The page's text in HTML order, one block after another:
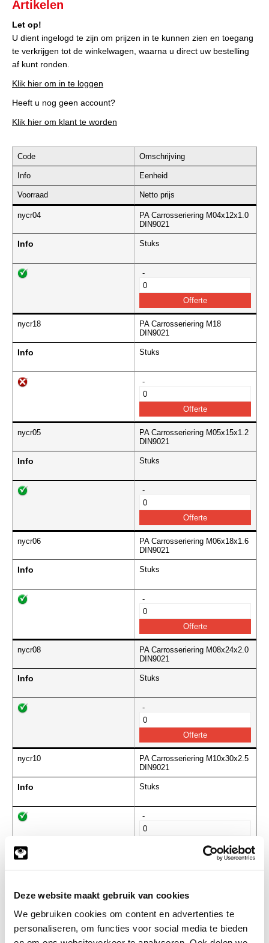
Deze website maakt gebruik van cookies
We gebruiken cookies om content en advertenties te
personaliseren, om functies voor social media te bieden
Artikelen
Let op!
U dient ingelogd te zijn om prijzen in te kunnen zien en toegang
te verkrijgen tot de winkelwagen, waarna u direct uw bestelling
af kunt ronden.
Klik hier om in te loggen
Heeft u nog geen account?
Klik hier om klant te worden
Code Omschrijving
Info Eenheid
Voorraad Netto prijs
nycr04
PA Carrosseriering M04x12x1.0
DIN9021
Info Stuks
-
nycr18
PA Carrosseriering M18
DIN9021
Info Stuks
-
nycr05
PA Carrosseriering M05x15x1.2
DIN9021
Info Stuks
-
nycr06
PA Carrosseriering M06x18x1.6
DIN9021
Info Stuks
-
nycr08
PA Carrosseriering M08x24x2.0
DIN9021
Info Stuks
-
nycr10
PA Carrosseriering M10x30x2.5
DIN9021
Info Stuks
-
Info Stuks
-